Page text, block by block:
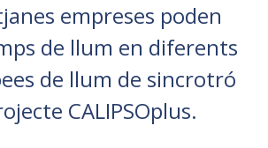
empreses poden
de llum en diferents
de llum de sincrotró
CALIPSOplus.